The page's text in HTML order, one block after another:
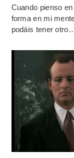
Cuando pienso
forma en mi
podáis tener